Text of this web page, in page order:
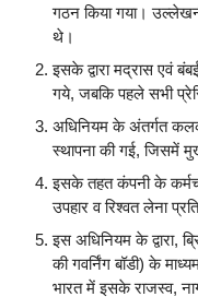
गठन किया गया।
थे।
इसके द्वारा मद्रास एवं
गये, जबकि पहले सभी
अधिनियम के अंतर्गत
स्थापना की गई, जिसमें
इसके तहत कंपनी के
उपहार व रिश्वत लेना
इस अधिनियम के द्वारा,
की गवर्निंग बॉडी) के
भारत में इसके राजस्व,